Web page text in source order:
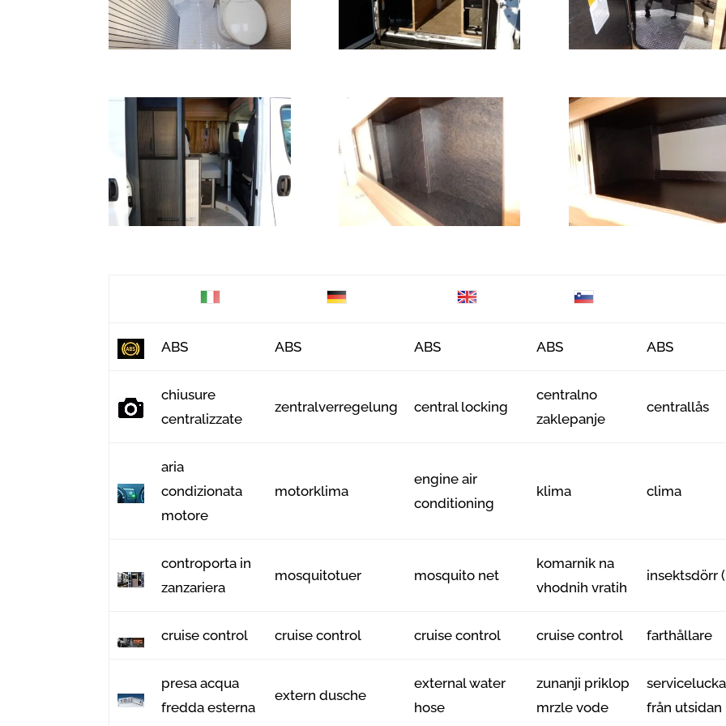
ABS ABS ABS ABS ABS
chiusure
centralizzate
zentralverregelung central locking
centralno
zaklepanje
centrallås
aria
condizionata
motore
motorklima
engine air
conditioning
klima clima
controporta in
zanzariera
mosquitotuer mosquito net
komarnik na
vhodnih vratih
insektsdörr
cruise control cruise control cruise control cruise control farthållare
presa acqua
fredda esterna
extern dusche
external water
hose
zunanji priklop
mrzle vode
från